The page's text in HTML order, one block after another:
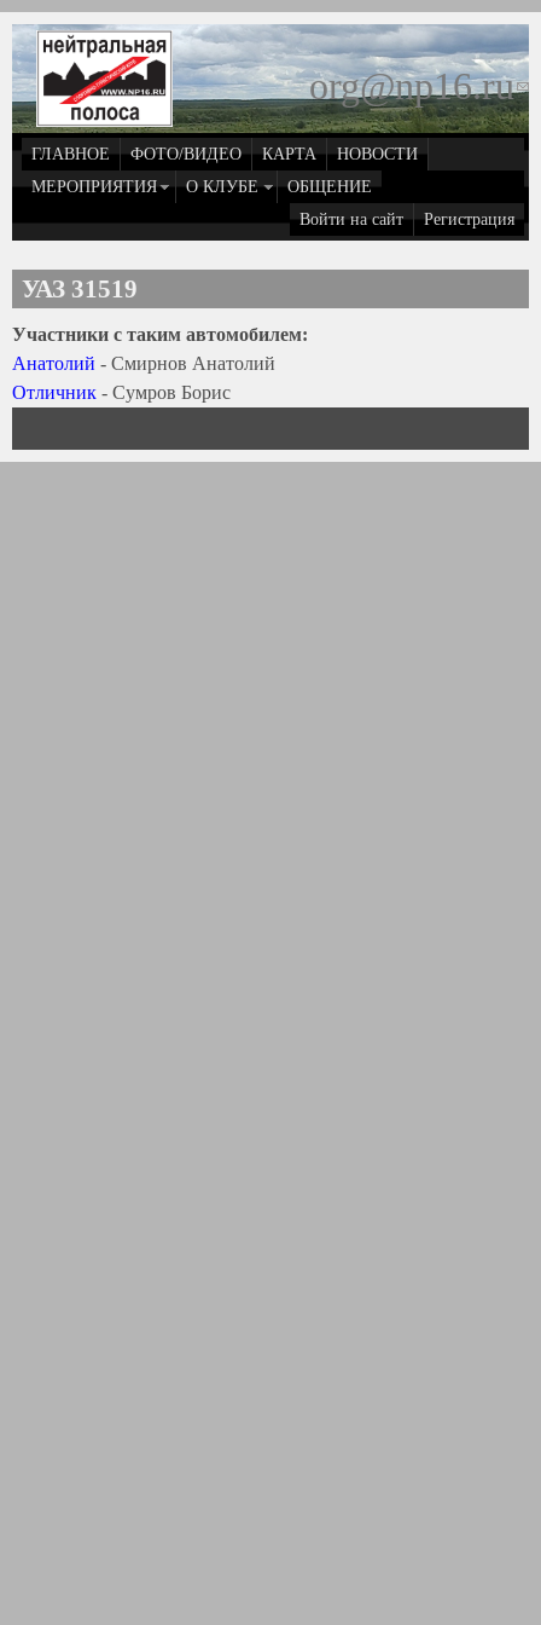
Перейти к основному содержанию
org@np16.ru
ГЛАВНОЕ ФОТО/ВИДЕО КАРТА
НОВОСТИ
МЕРОПРИЯТИЯ
О КЛУБЕ
ОБЩЕНИЕ
Войти на сайт
Регистрация
УАЗ 31519
Участники с таким автомобилем:
Анатолий - Смирнов Анатолий
Отличник - Сумров Борис